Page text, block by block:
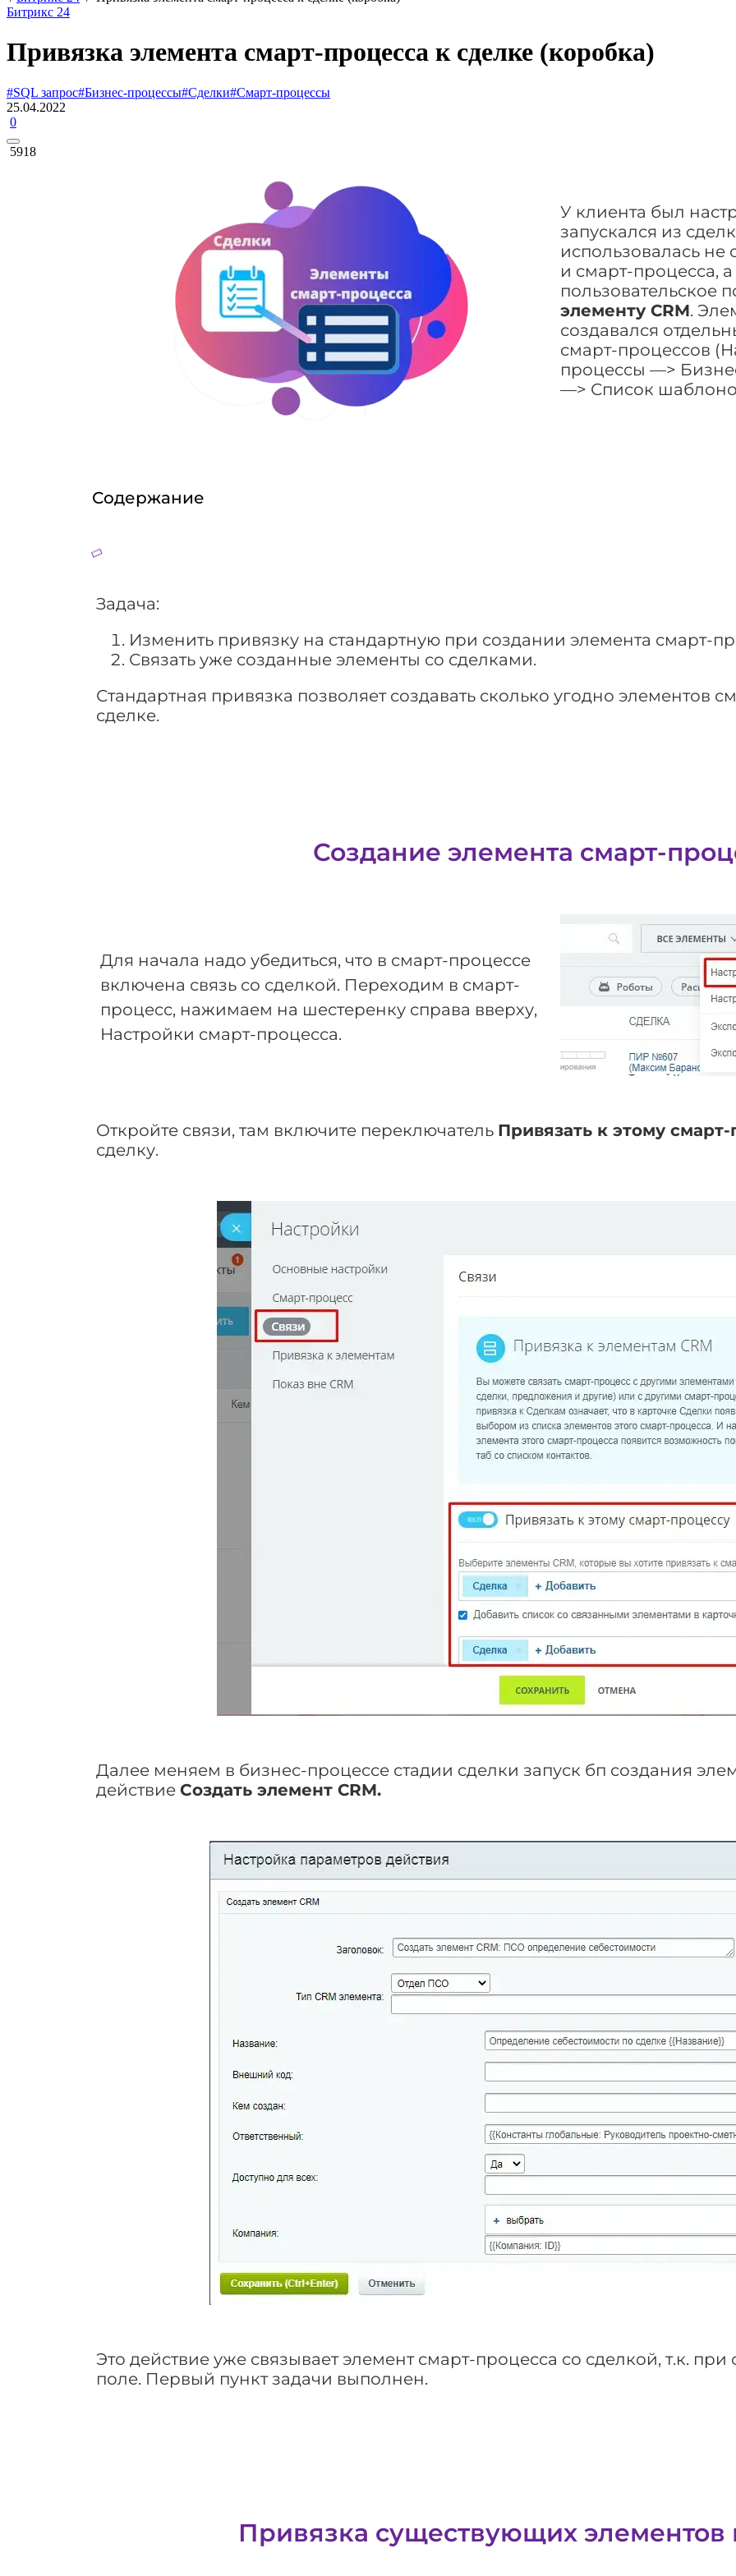
Битрикс 24
Привязка элемента смарт-процесса к сделке (коробка)
#SQL запрос#Бизнес-процессы#Сделки#Смарт-процессы
25.04.2022
0
5918
У клиента был
запускался из
использовалась не
и смарт-процесса,
пользовательское
элементу CRM.
создавался
смарт-процессов
процессы —>
—> Список
Содержание
Задача:
Изменить привязку на стандартную при создании элемента смарт-
Связать уже созданные элементы со сделками.
Стандартная привязка позволяет создавать сколько угодно элементов
сделке.
Создание элемента смарт-
Для начала надо убедиться, что в смарт-процессе
включена связь со сделкой. Переходим в смарт-
процесс, нажимаем на шестеренку справа вверху,
Настройки смарт-процесса.
Откройте связи, там включите переключатель Привязать к этому
сделку.
Далее меняем в бизнес-процессе стадии сделки запуск бп создания
действие Создать элемент CRM.
Это действие уже связывает элемент смарт-процесса со сделкой, т.к.
поле. Первый пункт задачи выполнен.
Привязка существующих элементов